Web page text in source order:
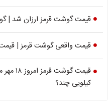
قیمت گوشت قرمز ارزان شد |
قیمت واقعی گوشت قرمز |
کیلویی چند؟